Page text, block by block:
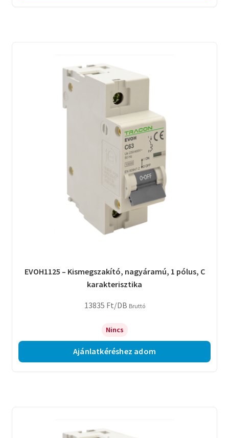
EVOH1125 – Kismegszakító, nagyáramú, 1 pólus, C
karakterisztika
13835 Ft/DB Bruttó
Nincs
Ajánlatkéréshez adom